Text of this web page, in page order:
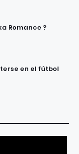
Romance ?
en el fútbol